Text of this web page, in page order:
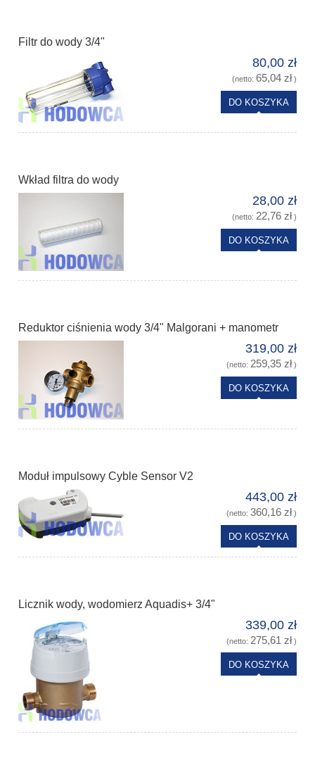
Filtr do wody 3/4"
80,00 zł
(netto: 65,04 zł)
DO KOSZYKA
Wkład filtra do wody
28,00 zł
(netto: 22,76 zł)
DO KOSZYKA
Reduktor ciśnienia wody 3/4" Malgorani + manometr
319,00 zł
(netto: 259,35 zł)
DO KOSZYKA
Moduł impulsowy Cyble Sensor V2
443,00 zł
(netto: 360,16 zł)
DO KOSZYKA
Licznik wody, wodomierz Aquadis+ 3/4"
339,00 zł
(netto: 275,61 zł)
DO KOSZYKA